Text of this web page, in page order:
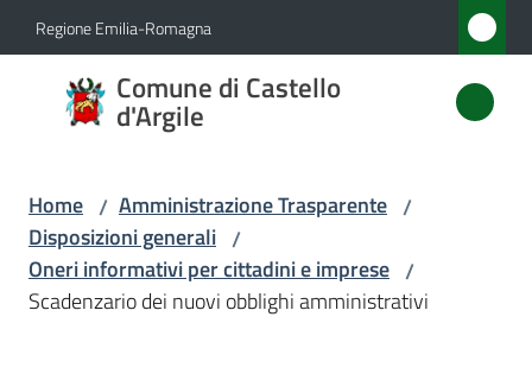
Vai al contenuto
Vai alla navigazione
Vai al footer
Regione Emilia-Romagna
Comune di Castello
d'Argile
Comune
di
Amministrazione
Home / Amministrazione Trasparente /
Disposizioni generali /
Oneri informativi per cittadini e imprese /
Scadenzario dei nuovi obblighi amministrativi